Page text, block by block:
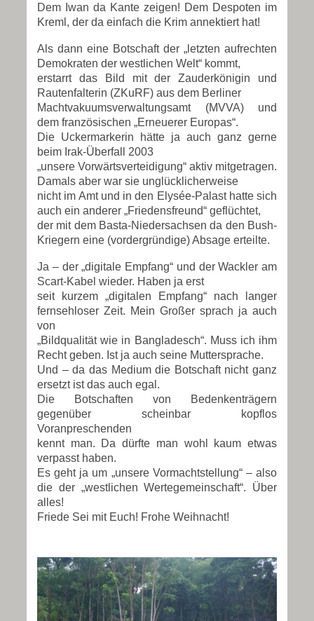
Dem Iwan da Kante zeigen! Dem Despoten im
Kreml, der da einfach die Krim annektiert hat!
Als dann eine Botschaft der „letzten aufrechten
Demokraten der westlichen Welt“ kommt,
erstarrt das Bild mit der Zauderkönigin und
Rautenfalterin (ZKuRF) aus dem Berliner
Machtvakuumsverwaltungsamt (MVVA) und
dem französischen „Erneuerer Europas“.
Die Uckermarkerin hätte ja auch ganz gerne
beim Irak-Überfall 2003
„unsere Vorwärtsverteidigung“ aktiv mitgetragen.
Damals aber war sie unglücklicherweise
nicht im Amt und in den Elysée-Palast hatte sich
auch ein anderer „Friedensfreund“ geflüchtet,
der mit dem Basta-Niedersachsen da den Bush-
Kriegern eine (vordergründige) Absage erteilte.
Ja – der „digitale Empfang“ und der Wackler am
Scart-Kabel wieder. Haben ja erst
seit kurzem „digitalen Empfang“ nach langer
fernsehloser Zeit. Mein Großer sprach ja auch
von
„Bildqualität wie in Bangladesch“. Muss ich ihm
Recht geben. Ist ja auch seine Muttersprache.
Und – da das Medium die Botschaft nicht ganz
ersetzt ist das auch egal.
Die Botschaften von Bedenkenträgern
gegenüber scheinbar kopflos
Voranpreschenden
kennt man. Da dürfte man wohl kaum etwas
verpasst haben.
Es geht ja um „unsere Vormachtstellung“ – also
die der „westlichen Wertegemeinschaft“. Über
alles!
Friede Sei mit Euch! Frohe Weihnacht!